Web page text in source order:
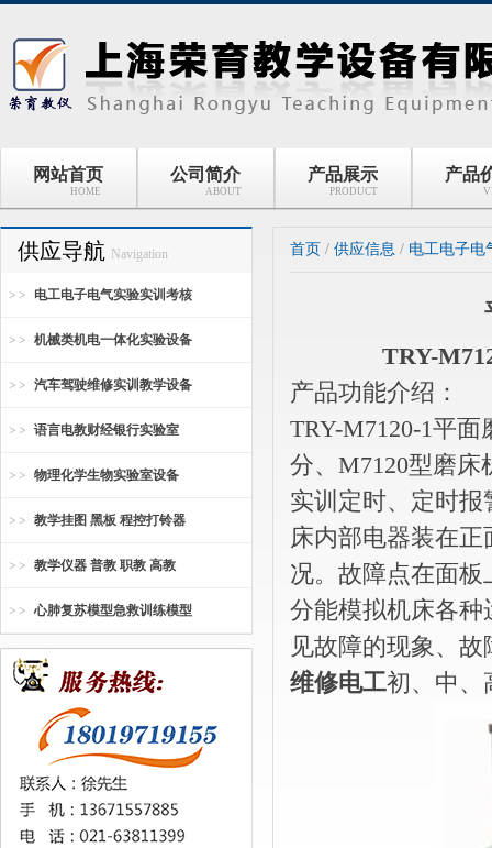
网站首页
HOME
公司简介
ABOUT
产品展示
PRODUCT
产品
供应导航 Navigation
电工电子电气实验实训考核
机械类机电一体化实验设备
汽车驾驶维修实训教学设备
语言电教财经银行实验室
物理化学生物实验室设备
教学挂图 黑板 程控打铃器
教学仪器 普教 职教 高教
心肺复苏模型急救训练模型
首页 / 供应信息 / 电工电子电
TRY-
产品功能介绍：
TRY-M7120-1平
分、M7120型磨
实训定时、定时
床内部电器装在
况。故障点在面
分能模拟机床各
见故障的现象、
维修电工初、中、